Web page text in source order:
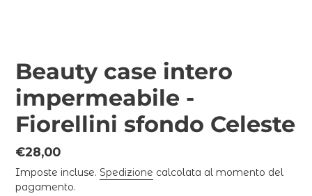
Beauty case intero
impermeabile -
Fiorellini sfondo Celeste
Prezzo
di
listino
€28,00
Imposte incluse. Spedizione calcolata al momento del
pagamento.